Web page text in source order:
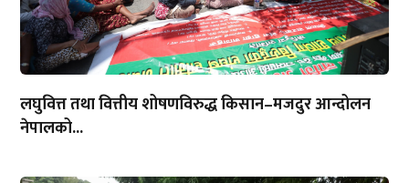
लघुवित्त तथा वित्तीय शोषणविरुद्ध किसान–मजदुर आन्दोलन
नेपालको...